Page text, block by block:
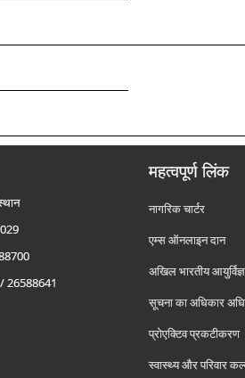
26588641
महत्वपूर्ण लिंक
नागरिक चार्टर
एम्स ऑनलाइन दान
अखिल भारतीय
सूचना का अधिकार
प्रोएक्टिव प्रकटीकरण
स्वास्थ्य और परिवार